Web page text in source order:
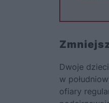
Dwoje
w
ofiary